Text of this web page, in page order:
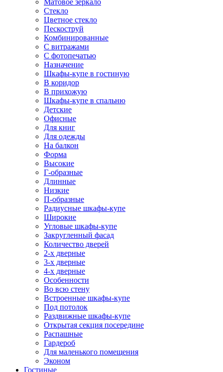
Матовое зеркало
Стекло
Цветное стекло
Пескоструй
Комбинированные
С витражами
С фотопечатью
Назначение
Шкафы-купе в гостиную
В коридор
В прихожую
Шкафы-купе в спальню
Детские
Офисные
Для книг
Для одежды
На балкон
Форма
Высокие
Г-образные
Длинные
Низкие
П-образные
Радиусные шкафы-купе
Широкие
Угловые шкафы-купе
Закругленный фасад
Количество дверей
2-х дверные
3-х дверные
4-х дверные
Особенности
Во всю стену
Встроенные шкафы-купе
Под потолок
Раздвижные шкафы-купе
Открытая секция посередине
Распашные
Гардероб
Для маленького помещения
Эконом
Гостиные